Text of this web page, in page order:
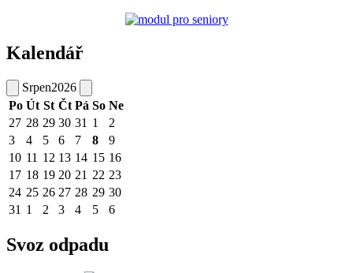
Kalendář
Srpen2026
Po Út St Čt Pá So Ne
27 28 29 30 31 1
2
3
4 5 6 7 8
9
10 11 12 13 14 15 16
17 18 19 20 21 22 23
24 25 26 27 28 29 30
31 1 2 3 4 5 6
Svoz odpadu